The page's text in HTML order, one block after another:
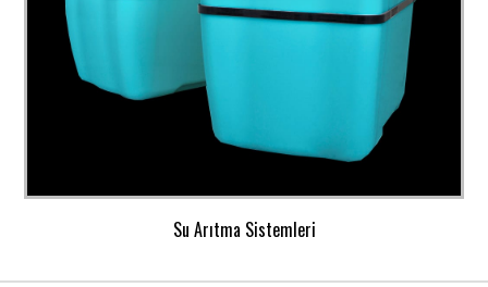
Su Arıtma Sistemleri